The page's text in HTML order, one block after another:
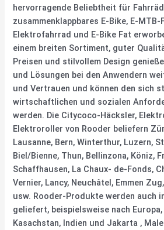
hervorragende Beliebtheit für
zusammenklappbares E-Bike, E-MTB-
Elektrofahrrad und E-Bike Fat
einem breiten Sortiment, guter
Preisen und stilvollem Design
und Lösungen bei den Anwendern
und Vertrauen und können den sich
wirtschaftlichen und sozialen
werden. Die Citycoco-Häcksler,
Elektroroller von Rooder beliefern
Lausanne, Bern, Winterthur, Luzern,
Biel/Bienne, Thun, Bellinzona, Köniz,
Schaffhausen, La Chaux- de-Fonds,
Vernier, Lancy, Neuchâtel, Emmen
usw. Rooder-Produkte werden auch
geliefert, beispielsweise nach
Kasachstan, Indien und Jakarta ,